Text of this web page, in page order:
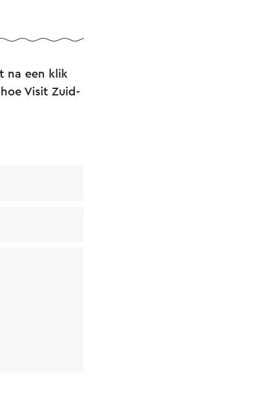
na een klik
Visit Zuid-